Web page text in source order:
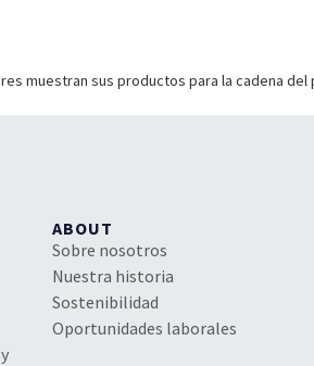
muestran sus productos para la cadena
ABOUT
Sobre nosotros
Nuestra historia
Sostenibilidad
Oportunidades laborales